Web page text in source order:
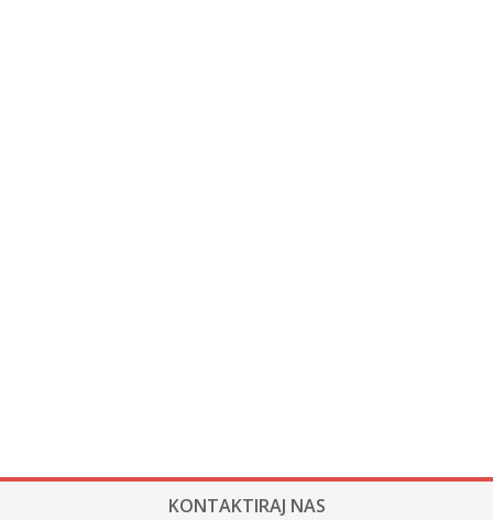
KONTAKTIRAJ NAS